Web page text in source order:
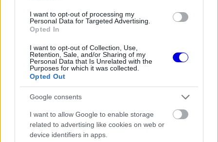
I want to opt-out of processing my
Personal Data for Targeted Advertising.
Opted In
I want to opt-out of Collection, Use,
Retention, Sale, and/or Sharing of my
Personal Data that Is Unrelated with the
Purposes for which it was collected.
Opted Out
Google consents
I want to allow Google to enable storage
related to advertising like cookies on web or
device identifiers in apps.
Massa, aki Piquet balesete idején vezetett, végül
a 13. helyen ért célba Szingapúrban, és az
a Hamiltonnal vívott csatában.